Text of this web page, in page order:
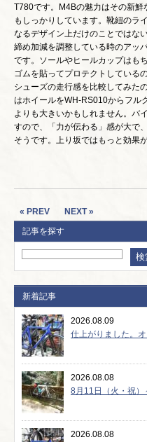
T780です。M4Bの魅力はその新鮮
もしっかりしています。靴紐のラ
なるデザイン上だけのことではな
締め加減を調整している時のアッ
です。ソールやヒールカップはも
ゴムを貼ってプロテクトしている
シューズの走行感を比較してみた
はホイールをWH-RS010からフル
よりも大きいかもしれません。バ
すので、「力が伝わる」感が大で
そうです。上り坂ではもっと効果
« PREV
NEXT »
記事を探す
新着記事
2026.08.09
仕上がりました。
2026.08.08
8月11日（火・祝）
2026.08.08